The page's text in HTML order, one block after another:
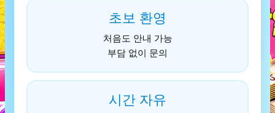
초보 환영
처음도 안내 가능
부담 없이 문의
시간 자유